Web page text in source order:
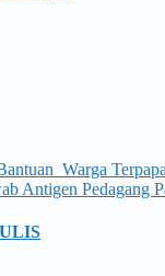
Warga
Antigen Pedagang